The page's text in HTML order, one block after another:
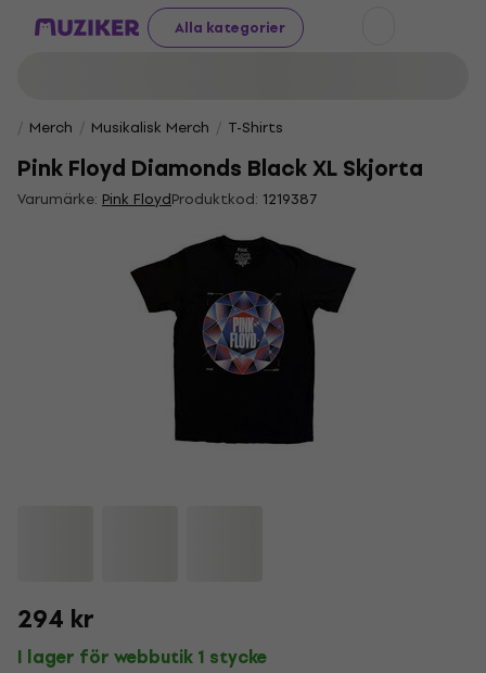
Alla kategorier
Merch Musikalisk Merch T-Shirts
Pink Floyd Diamonds Black XL Skjorta
Varumärke: Pink FloydProduktkod: 1219387
294 kr
I lager för webbutik 1 stycke